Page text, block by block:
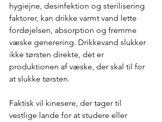
hygiejne, desinfektion og sterilisering
faktorer, kan drikke varmt vand lette
fordøjelsen, absorption og fremme
væske generering. Drikkevand slukker
ikke tørsten direkte, det er
produktionen af væske, der skal til for
at slukke tørsten.
Faktisk vil kinesere, der tager til
vestlige lande for at studere eller